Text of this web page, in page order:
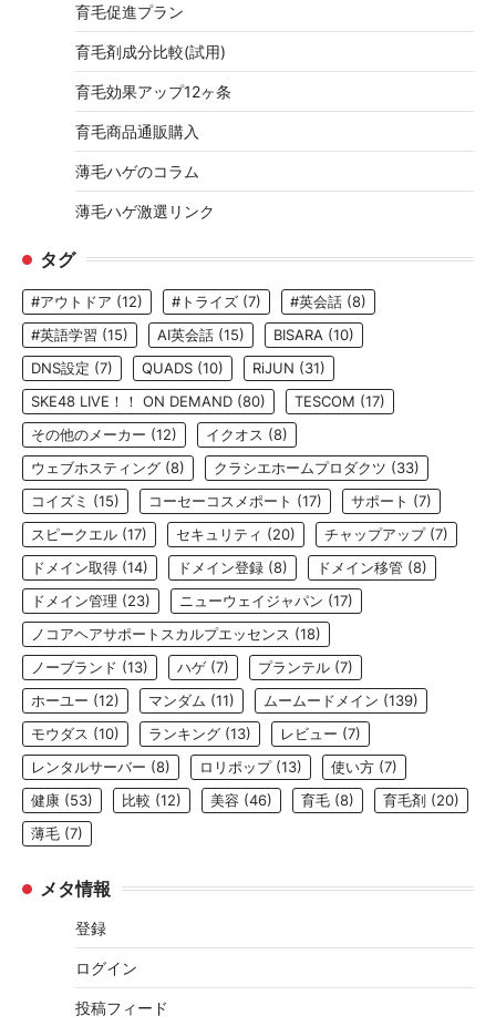
育毛促進プラン
育毛剤成分比較(試用)
育毛効果アップ12ヶ条
育毛商品通販購入
薄毛ハゲのコラム
薄毛ハゲ激選リンク
タグ
#アウトドア (12) #トライズ (7) #英会話 (8)
#英語学習 (15) AI英会話 (15) BISARA (10)
DNS設定 (7) QUADS (10) RiJUN (31)
SKE48 LIVE！！ ON DEMAND (80) TESCOM (17)
その他のメーカー (12) イクオス (8)
ウェブホスティング (8) クラシエホームプロダクツ (33)
コイズミ (15) コーセーコスメポート (17) サポート (7)
スピークエル (17) セキュリティ (20) チャップアップ(7)
ドメイン取得 (14) ドメイン登録 (8) ドメイン移管 (8)
ドメイン管理 (23) ニューウェイジャパン (17)
ノコアヘアサポートスカルプエッセンス (18)
ノーブランド (13) ハゲ (7) プランテル (7)
ホーユー (12) マンダム (11) ムームードメイン (139)
モウダス (10) ランキング (13) レビュー (7)
レンタルサーバー (8) ロリポップ(13) 使い方 (7)
健康 (53) 比較 (12) 美容 (46) 育毛 (8) 育毛剤 (20)
薄毛 (7)
メタ情報
登録
ログイン
投稿フィード